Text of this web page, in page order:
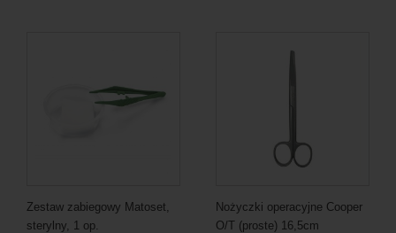
Zestaw zabiegowy Matoset,
sterylny, 1 op.
Nożyczki operacyjne Cooper
O/T (proste) 16,5cm